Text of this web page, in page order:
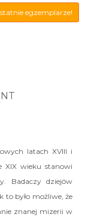
egzemplarze!
latach XVIII i
XIX wieku stanowi
Badaczy dziejów
to było możliwe, że
znanej mizerii w